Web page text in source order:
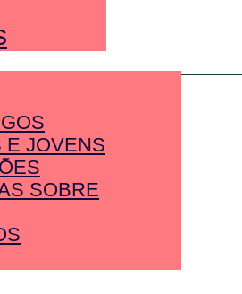
E JOVENS
SOBRE